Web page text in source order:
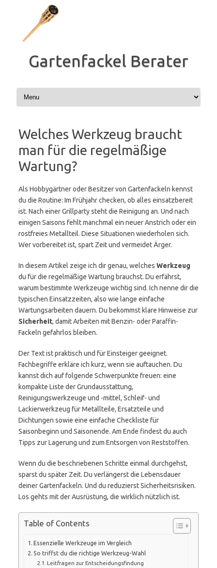
Gartenfackel Berater
Welches Werkzeug braucht
man für die regelmäßige
Wartung?
Als Hobbygärtner oder Besitzer von Gartenfackeln kennst
du die Routine: Im Frühjahr checken, ob alles einsatzbereit
ist. Nach einer Grillparty steht die Reinigung an. Und nach
einigen Saisons fehlt manchmal ein neuer Anstrich oder ein
rostfreies Metallteil. Diese Situationen wiederholen sich.
Wer vorbereitet ist, spart Zeit und vermeidet Ärger.
In diesem Artikel zeige ich dir genau, welches Werkzeug
du für die regelmäßige Wartung brauchst. Du erfährst,
warum bestimmte Werkzeuge wichtig sind. Ich nenne dir die
typischen Einsatzzeiten, also wie lange einfache
Wartungsarbeiten dauern. Du bekommst klare Hinweise zur
Sicherheit, damit Arbeiten mit Benzin- oder Paraffin-
Fackeln gefahrlos bleiben.
Der Text ist praktisch und für Einsteiger geeignet.
Fachbegriffe erkläre ich kurz, wenn sie auftauchen. Du
kannst dich auf folgende Schwerpunkte freuen: eine
kompakte Liste der Grundausstattung,
Reinigungswerkzeuge und -mittel, Schleif- und
Lackierwerkzeug für Metallteile, Ersatzteile und
Dichtungen sowie eine einfache Checkliste für
Saisonbeginn und Saisonende. Am Ende findest du auch
Tipps zur Lagerung und zum Entsorgen von Reststoffen.
Wenn du die beschriebenen Schritte einmal durchgehst,
sparst du später Zeit. Du verlängerst die Lebensdauer
deiner Gartenfackeln. Und du reduzierst Sicherheitsrisiken.
Los gehts mit der Ausrüstung, die wirklich nützlich ist.
Table of Contents
Essenzielle Werkzeuge im Vergleich
So triffst du die richtige Werkzeug-Wahl
Leitfragen zur Entscheidungsfindung